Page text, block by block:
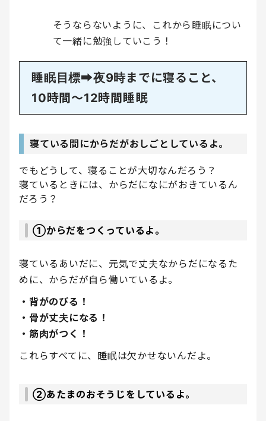
そうならないように、これから睡眠につい
て一緒に勉強していこう！
睡眠目標➡︎夜9時までに寝ること、
10時間〜12時間睡眠
寝ている間にからだがおしごとしているよ。
でもどうして、寝ることが大切なんだろう？
寝ているときには、からだになにがおきているん
だろう？
①からだをつくっているよ。
寝ているあいだに、元気で丈夫なからだになるた
めに、からだが自ら働いているよ。
・背がのびる！
・骨が丈夫になる！
・筋肉がつく！
これらすべてに、睡眠は欠かせないんだよ。
②あたまのおそうじをしているよ。